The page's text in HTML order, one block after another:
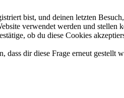
bist, und deinen letzten
verwendet werden und
ob du diese Cookies
dir diese Frage erneut